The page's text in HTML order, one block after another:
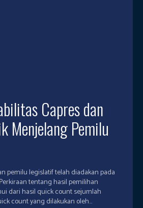
Capres dan
Menjelang Pemilu
pemilu legislatif telah diadakan pada
tentang hasil pemilihan
dari hasil quick count sejumlah
count yang dilakukan oleh...